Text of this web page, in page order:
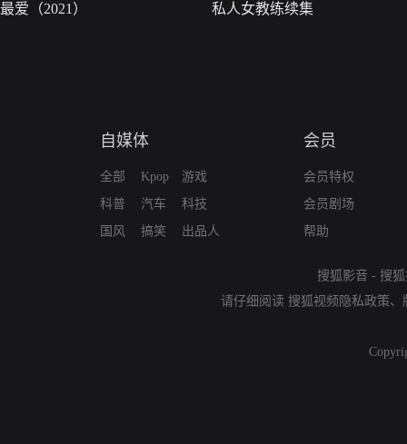
最爱（2021） 私人女教练续集
自媒体
全部
科普
国风
Kpop
汽车
搞笑
游戏
科技
出品人
会员
会员特权
会员剧场
帮助
搜狐影音 - 搜
请仔细阅读 搜狐视频隐私政策、